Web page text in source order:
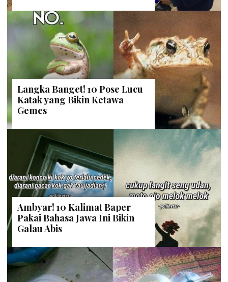
Langka Banget! 10 Pose Lucu
Katak yang Bikin Ketawa
Gemes
Ambyar! 10 Kalimat Baper
Pakai Bahasa Jawa Ini Bikin
Galau Abis